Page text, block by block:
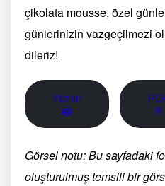
çikolata mousse, özel
günlerinizin vazgeçilmezi
dileriz!
Yazdır
🖨
📄
Görsel notu: Bu sayfadaki
oluşturulmuş temsili bir